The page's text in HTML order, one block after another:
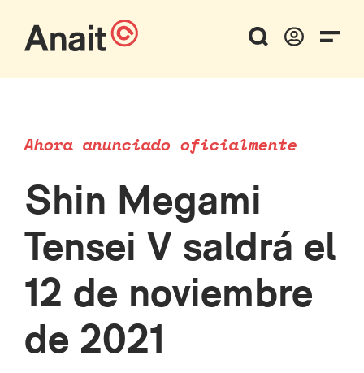
Ahora anunciado oficialmente
Shin Megami
Tensei V saldrá el
12 de noviembre
de 2021